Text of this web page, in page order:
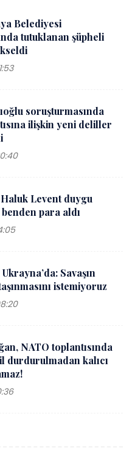
Belediyesi
tutuklanan şüpheli
soruşturmasında
ilişkin yeni deliller
Levent duygu
para aldı
Savaşın
istemiyoruz
NATO toplantısında
durdurulmadan kalıcı